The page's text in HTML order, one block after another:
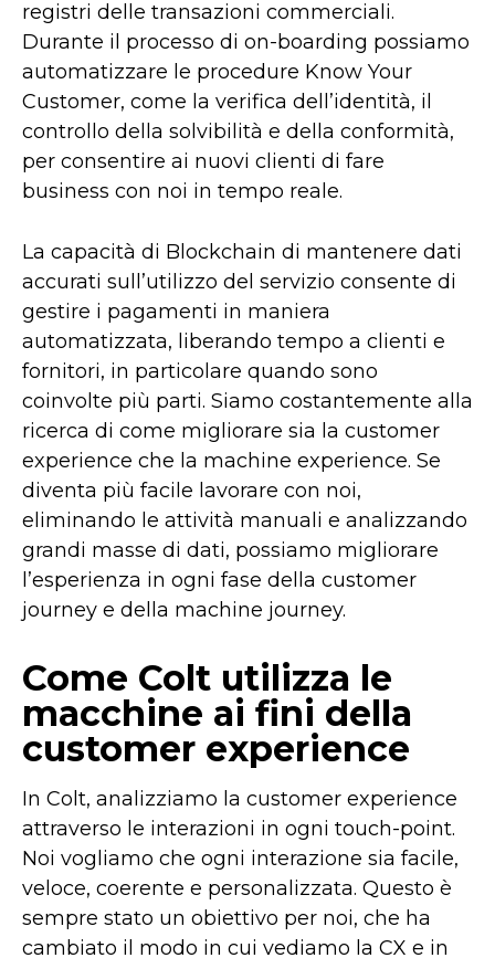
registri delle transazioni commerciali.
Durante il processo di on-boarding possiamo
automatizzare le procedure Know Your
Customer, come la verifica dell’identità, il
controllo della solvibilità e della conformità,
per consentire ai nuovi clienti di fare
business con noi in tempo reale.
La capacità di Blockchain di mantenere dati
accurati sull’utilizzo del servizio consente di
gestire i pagamenti in maniera
automatizzata, liberando tempo a clienti e
fornitori, in particolare quando sono
coinvolte più parti. Siamo costantemente alla
ricerca di come migliorare sia la customer
experience che la machine experience. Se
diventa più facile lavorare con noi,
eliminando le attività manuali e analizzando
grandi masse di dati, possiamo migliorare
l’esperienza in ogni fase della customer
journey e della machine journey.
Come Colt utilizza le
macchine ai fini della
customer experience
In Colt, analizziamo la customer experience
attraverso le interazioni in ogni touch-point.
Noi vogliamo che ogni interazione sia facile,
veloce, coerente e personalizzata. Questo è
sempre stato un obiettivo per noi, che ha
cambiato il modo in cui vediamo la CX e in